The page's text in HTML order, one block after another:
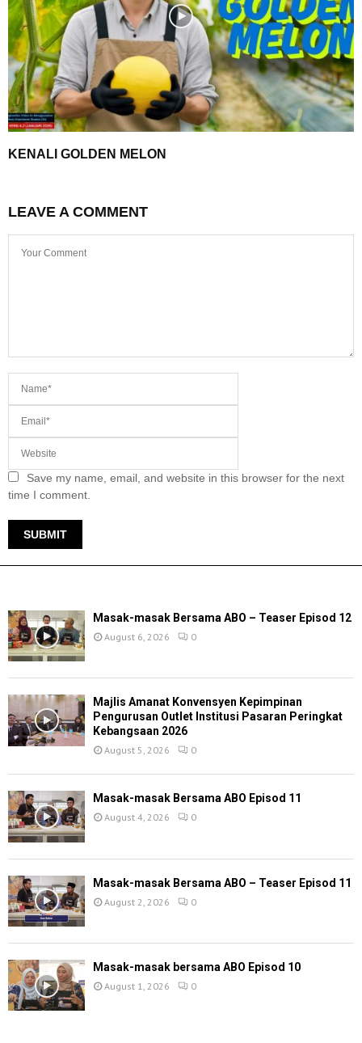
KENALI GOLDEN MELON
LEAVE A COMMENT
Save my name, email, and website in this browser for the next
time I comment.
Masak-masak Bersama ABO – Teaser Episod 12
August 6, 2026 0
Majlis Amanat Konvensyen Kepimpinan
Pengurusan Outlet Institusi Pasaran Peringkat
Kebangsaan 2026
August 5, 2026 0
Masak-masak Bersama ABO Episod 11
August 4, 2026 0
Masak-masak Bersama ABO – Teaser Episod 11
August 2, 2026 0
Masak-masak bersama ABO Episod 10
August 1, 2026 0